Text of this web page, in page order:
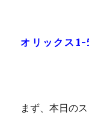
オリックス
まず、本日の